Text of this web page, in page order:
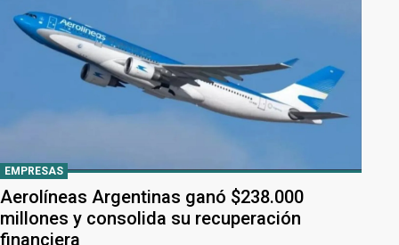
EMPRESAS
Aerolíneas Argentinas ganó $238.000
millones y consolida su recuperación
financiera